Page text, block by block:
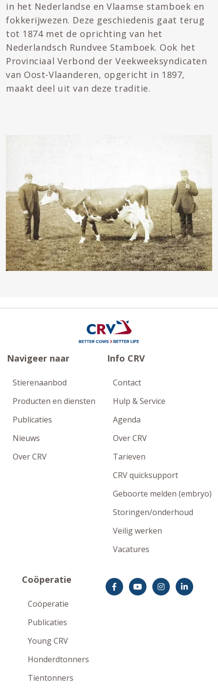
in het Nederlandse en Vlaamse stamboek en
fokkerijwezen. Deze geschiedenis gaat terug
tot 1874 met de oprichting van het
Nederlandsch Rundvee Stamboek. Ook het
Provinciaal Verbond der Veekweeksyndicaten
van Oost-Vlaanderen, opgericht in 1897,
maakt deel uit van deze traditie.
Navigeer naar
Stierenaanbod
Producten en diensten
Publicaties
Nieuws
Over CRV
Info CRV
Contact
Hulp & Service
Agenda
Over CRV
Tarieven
CRV quicksupport
Geboorte melden (embryo)
Storingen/onderhoud
Veilig werken
Vacatures
Coöperatie
Coöperatie
Publicaties
Young CRV
Honderdtonners
Tientonners